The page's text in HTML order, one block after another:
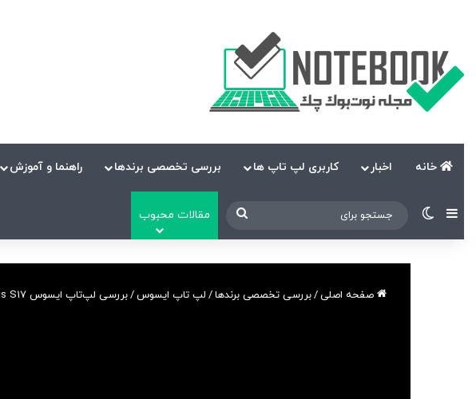
خانه اخبار کاربری لپ تاپ ها بررسی تخصصی برندها راهنما و آموزش
نوارکناریتغییر پوسته
جستجو
برای
مقالات محبوب
صفحه اصلی/بررسی تخصصی برندها/ لپ تاپ ایسوس/بررسی لپ‌تاپ ایسوس ROG Zephyrus S17: نوت‌بوک بازی باریک غول‌پیکر با پنل 300 هرتزی